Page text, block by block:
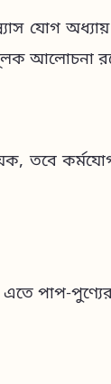
যোগ
আলোচনা
তবে
পাপ-পুণ্যের